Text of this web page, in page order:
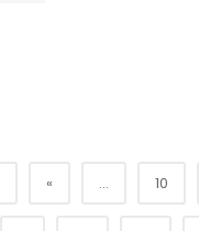
« ... 10